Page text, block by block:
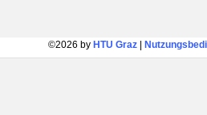
©2026 by HTU Graz|